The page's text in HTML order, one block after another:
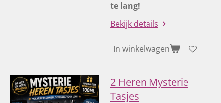
te lang!
Bekijk details
In winkelwagen
2 Heren Mysterie
Tasjes